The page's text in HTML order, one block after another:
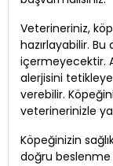
Veterineriniz,
hazırlayabilir.
içermeyecektir.
alerjisini
verebilir.
veterinerinizle
Köpeğinizin
doğru beslenme